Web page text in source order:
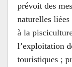
prévoit des
naturelles
à la
l’exploitation
touristiques ;